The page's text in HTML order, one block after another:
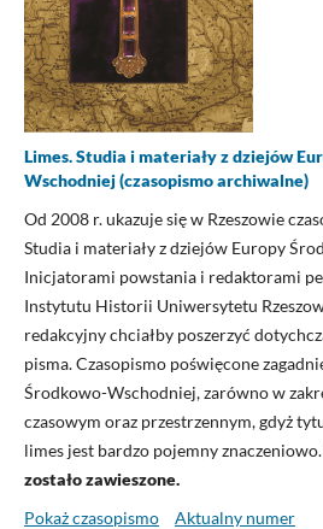
Limes. Studia i materiały z dziejów
Wschodniej (czasopismo archiwalne)
Od 2008 r. ukazuje się w Rzeszowie
Studia i materiały z dziejów Europy
Inicjatorami powstania i redaktorami
Instytutu Historii Uniwersytetu
redakcyjny chciałby poszerzyć
pisma. Czasopismo poświęcone
Środkowo-Wschodniej, zarówno w
czasowym oraz przestrzennym, gdyż
limes jest bardzo pojemny znaczeniowo.
zostało zawieszone.
Pokaż czasopismo
Aktualny numer